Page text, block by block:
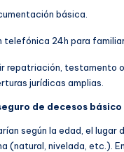
básica.
telefónica 24h para
repatriación, testamento
jurídicas amplias.
de decesos básico
según la edad, el lugar
(natural, nivelada, etc.).